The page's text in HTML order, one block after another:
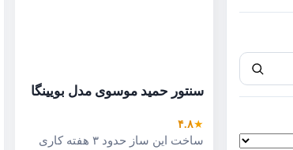
جستجو
سنتور حمید موسوی مدل بویینگا
★۴.۸
ساخت این ساز حدود ۳ هفته کاری